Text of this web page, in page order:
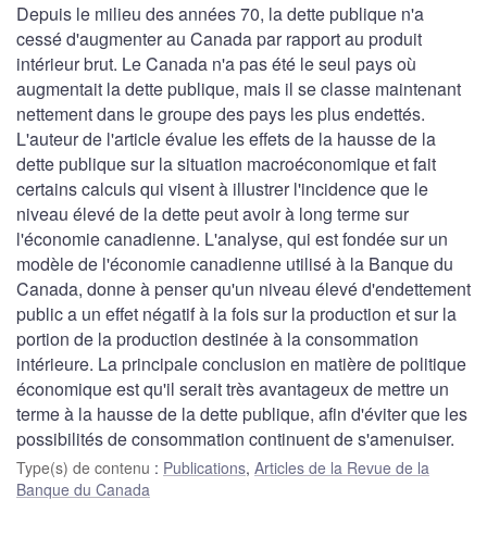
Depuis le milieu des années 70, la dette publique n'a
cessé d'augmenter au Canada par rapport au produit
intérieur brut. Le Canada n'a pas été le seul pays où
augmentait la dette publique, mais il se classe maintenant
nettement dans le groupe des pays les plus endettés.
L'auteur de l'article évalue les effets de la hausse de la
dette publique sur la situation macroéconomique et fait
certains calculs qui visent à illustrer l'incidence que le
niveau élevé de la dette peut avoir à long terme sur
l'économie canadienne. L'analyse, qui est fondée sur un
modèle de l'économie canadienne utilisé à la Banque du
Canada, donne à penser qu'un niveau élevé d'endettement
public a un effet négatif à la fois sur la production et sur la
portion de la production destinée à la consommation
intérieure. La principale conclusion en matière de politique
économique est qu'il serait très avantageux de mettre un
terme à la hausse de la dette publique, afin d'éviter que les
possibilités de consommation continuent de s'amenuiser.
Type(s) de contenu : Publications, Articles de la Revue de la
Banque du Canada